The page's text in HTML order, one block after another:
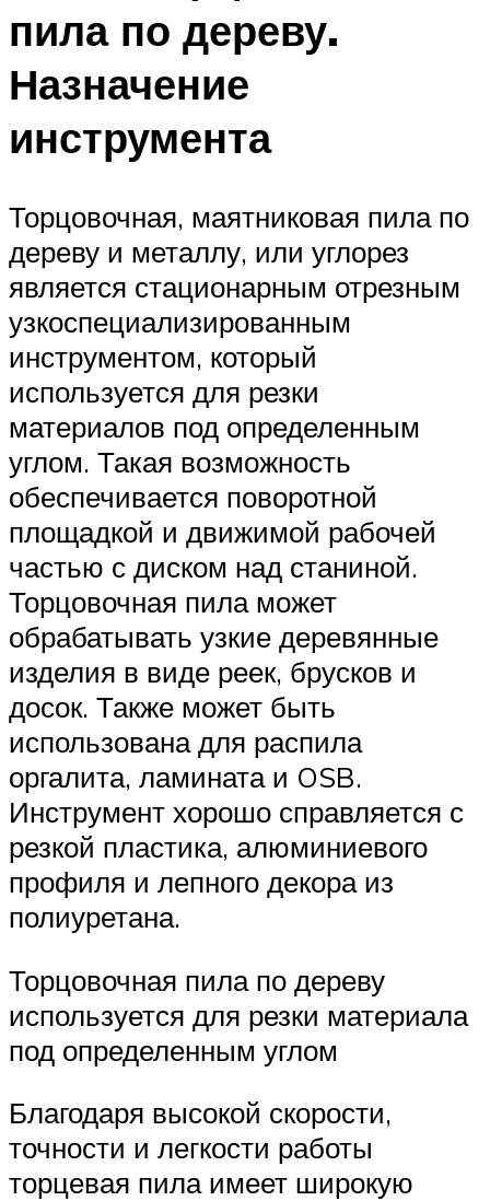
пила по дереву.
Назначение
инструмента
Торцовочная, маятниковая пила по
дереву и металлу, или углорез
является стационарным отрезным
узкоспециализированным
инструментом, который
используется для резки
материалов под определенным
углом. Такая возможность
обеспечивается поворотной
площадкой и движимой рабочей
частью с диском над станиной.
Торцовочная пила может
обрабатывать узкие деревянные
изделия в виде реек, брусков и
досок. Также может быть
использована для распила
оргалита, ламината и OSB.
Инструмент хорошо справляется с
резкой пластика, алюминиевого
профиля и лепного декора из
полиуретана.
Торцовочная пила по дереву
используется для резки материала
под определенным углом
Благодаря высокой скорости,
точности и легкости работы
торцевая пила имеет широкую